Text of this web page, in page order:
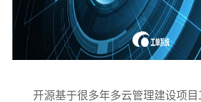
开源基于很多年多云管理建设项